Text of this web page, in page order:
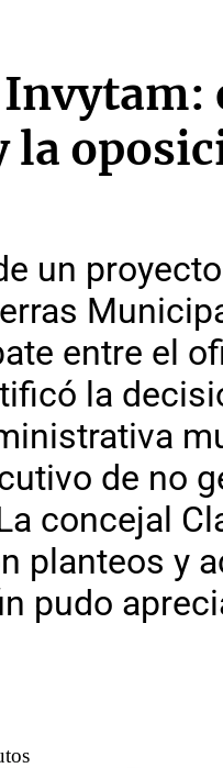
la
un
entre el
la
de no
concejal
planteos y
pudo